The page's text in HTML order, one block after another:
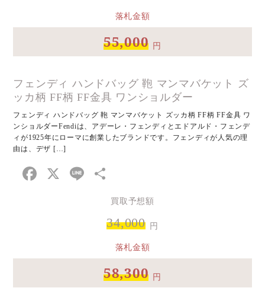
落札金額
55,000 円
フェンディ ハンドバッグ 鞄 マンマバケット ズ
ッカ柄 FF柄 FF金具 ワンショルダー
フェンディ ハンドバッグ 鞄 マンマバケット ズッカ柄 FF柄 FF金具 ワ
ンショルダーFendiは、アデーレ・フェンディとエドアルド・フェンデ
ィが1925年にローマに創業したブランドです。フェンディが人気の理
由は、デザ […]
Facebook
X Line
有
買取予想額
34,000 円
落札金額
58,300 円